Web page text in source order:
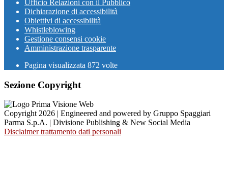
Ufficio Relazioni con il Pubblico
Dichiarazione di accessibilità
Obiettivi di accessibilità
Whistleblowing
Gestione consensi cookie
Amministrazione trasparente
Pagina visualizzata 872 volte
Sezione Copyright
Copyright 2026 | Engineered and powered by Gruppo Spaggiari
Parma S.p.A. | Divisione Publishing & New Social Media
Disclaimer trattamento dati personali